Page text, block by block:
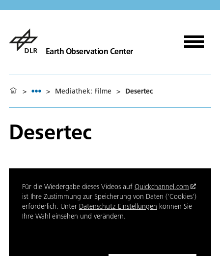
Earth Observation Center
> > Mediathek: Filme > Desertec
Desertec
Für die Wiedergabe dieses Videos auf Quickchannel.com
ist Ihre Zustimmung zur Speicherung von Daten ('Cookies')
erforderlich. Unter Datenschutz-Einstellungen können Sie
Ihre Wahl einsehen und verändern.